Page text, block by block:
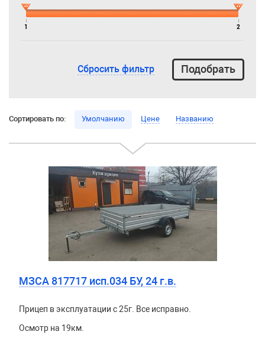
1 2
Сбросить фильтр
Сортировать по: Умолчанию Цене Названию
МЗСА 817717 исп.034 БУ, 24 г.в.
Прицеп в эксплуатации с 25г. Все исправно.
Осмотр на 19км.